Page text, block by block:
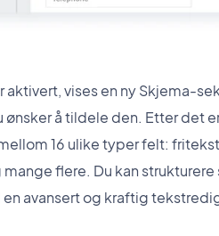
aktivert, vises en ny Skjema-
ønsker å tildele den. Etter det
16 ulike typer felt:
flere. Du kan
en avansert og kraftig